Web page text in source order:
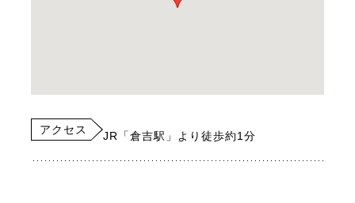
アクセス JR「倉吉駅」より徒歩約1分